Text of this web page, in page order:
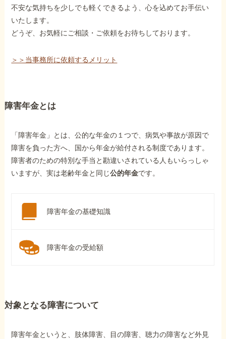
不安な気持ちを少しでも軽くできるよう、心を込めてお手伝い
いたします。
どうぞ、お気軽にご相談・ご依頼をお待ちしております。
＞＞当事務所に依頼するメリット
障害年金とは
「障害年金」とは、公的な年金の１つで、病気や事故が原因で
障害を負った方へ、国から年金が給付される制度であります。
障害者のための特別な手当と勘違いされている人もいらっしゃ
いますが、実は老齢年金と同じ公的年金です。
障害年金の基礎知識
障害年金の受給額
対象となる障害について
障害年金というと、肢体障害、目の障害、聴力の障害など外見